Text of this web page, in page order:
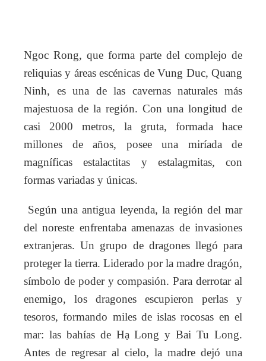
Ngoc Rong, que forma parte del complejo de
reliquias y áreas escénicas de Vung Duc, Quang
Ninh, es una de las cavernas naturales más
majestuosa de la región. Con una longitud de
casi 2000 metros, la gruta, formada hace
millones de años, posee una miríada de
magníficas estalactitas y estalagmitas, con
formas variadas y únicas.
Según una antigua leyenda, la región del mar
del noreste enfrentaba amenazas de invasiones
extranjeras. Un grupo de dragones llegó para
proteger la tierra. Liderado por la madre dragón,
símbolo de poder y compasión. Para derrotar al
enemigo, los dragones escupieron perlas y
tesoros, formando miles de islas rocosas en el
mar: las bahías de Hạ Long y Bai Tu Long.
Antes de regresar al cielo, la madre dejó una